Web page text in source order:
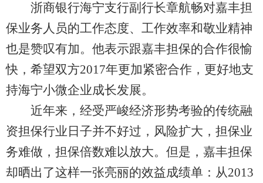
浙商银行海宁支行副行长章航畅对嘉丰担
保业务人员的工作态度、工作效率和敬业精神
也是赞叹有加。他表示跟嘉丰担保的合作很愉
快，希望双方2017年更加紧密合作，更好地支
持海宁小微企业成长发展。
近年来，经受严峻经济形势考验的传统融
资担保行业日子并不好过，风险扩大，担保业
务难做，担保倍数难以放大。但是，嘉丰担保
却晒出了这样一张亮丽的效益成绩单：从2013